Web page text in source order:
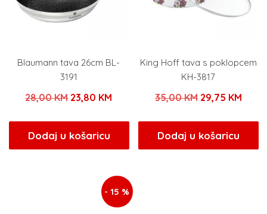
Blaumann tava 26cm BL-
3191
28,00KM Izvorna
bila
je:
23,80 KM
23,80 KM.
Dodaj u košaricu
King Hoff tava s poklopcem
KH-3817
35,00KM Izvorna
bila
je:
29,75 KM
Dodaj u košaricu
- 15 %